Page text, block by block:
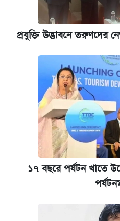
আজকের বাজারে স্বর্ণের
আবেদন শুরু
প্রযুক্তি উদ্ভাবনে তরুণদের
১৭ বছরে পর্যটন খাতে